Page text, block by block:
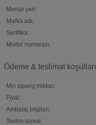
Menşe yeri:
Marka adı:
Sertifika:
Model numarası:
Ödeme & teslimat koşulları
Min sipariş miktarı:
Fiyat:
Ambalaj bilgileri:
Teslim süresi: